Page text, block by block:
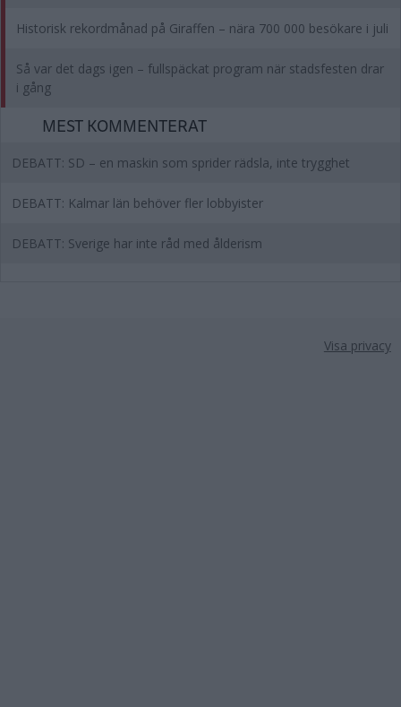
Historisk rekordmånad på Giraffen – nära 700 000 besökare i juli
Så var det dags igen – fullspäckat program när stadsfesten drar
i gång
MEST KOMMENTERAT
DEBATT: SD – en maskin som sprider rädsla, inte trygghet
DEBATT: Kalmar län behöver fler lobbyister
DEBATT: Sverige har inte råd med ålderism
Visa privacy